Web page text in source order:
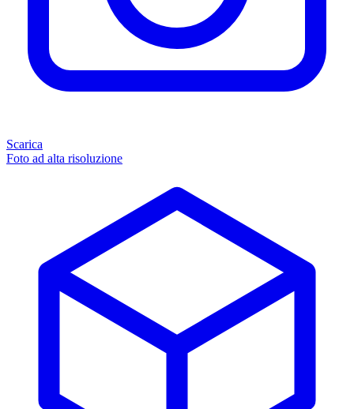
Scarica
Foto ad alta risoluzione